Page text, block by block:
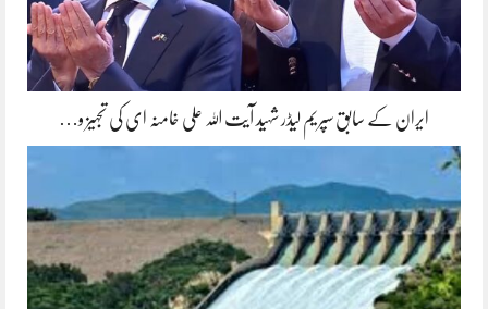
ایران کے سابق سپریم لیڈر شہید آیت اللہ علی خامنہ ای کی تجہیز و…